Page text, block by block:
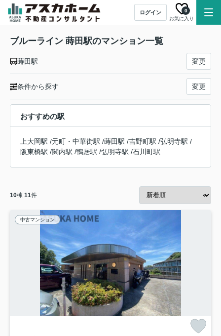
ログイン
お気に入り
0
ブルーライン 蒔田駅のマンション一覧
蒔田駅 変更
条件から探す 変更
おすすめの駅
上大岡駅 /元町・中華街駅 /蒔田駅 /吉野町駅 /弘明寺駅 /
阪東橋駅 /関内駅 /鴨居駅 /弘明寺駅 /石川町駅
10棟 11件
中古マンション